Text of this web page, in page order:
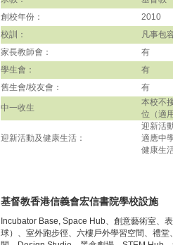
創校年份：
2010
校訓：
凡事包
家長教師會：
有
學生會：
有
舊生會/校友會：
有
中一收生
本校不
位（適
迎新活動及健康生活：
迎新活
適應中
健康生
基督教香港信義會宏信書院學校設施
Incubator Base, Space Hub、創意藝術室、
球）、室外跑步徑、六樓戶外學習空間、禮